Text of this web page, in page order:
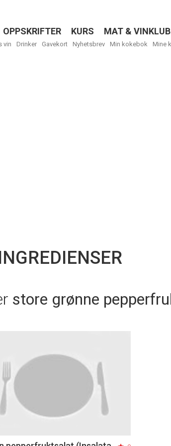
OPPSKRIFTER KURS MAT &
vin Drinker Gavekort Nyhetsbrev Min kokebok Mine
store grønne